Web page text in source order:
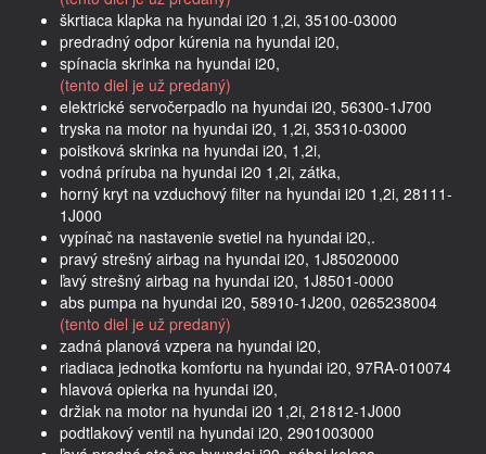
škrtiaca klapka na hyundai i20 1,2i, 35100-03000
predradný odpor kúrenia na hyundai i20,
spínacia skrinka na hyundai i20,
(tento diel je už predaný)
elektrické servočerpadlo na hyundai i20, 56300-1J700
tryska na motor na hyundai i20, 1,2i, 35310-03000
poistková skrinka na hyundai i20, 1,2i,
vodná príruba na hyundai i20 1,2i, zátka,
horný kryt na vzduchový filter na hyundai i20 1,2i, 28111-
1J000
vypínač na nastavenie svetiel na hyundai i20,.
pravý strešný airbag na hyundai i20, 1J85020000
ľavý strešný airbag na hyundai i20, 1J8501-0000
abs pumpa na hyundai i20, 58910-1J200, 0265238004
(tento diel je už predaný)
zadná planová vzpera na hyundai i20,
riadiaca jednotka komfortu na hyundai i20, 97RA-010074
hlavová opierka na hyundai i20,
držiak na motor na hyundai i20 1,2i, 21812-1J000
podtlakový ventil na hyundai i20, 2901003000